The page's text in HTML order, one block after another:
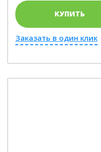
КУПИТЬ
Заказать в один клик